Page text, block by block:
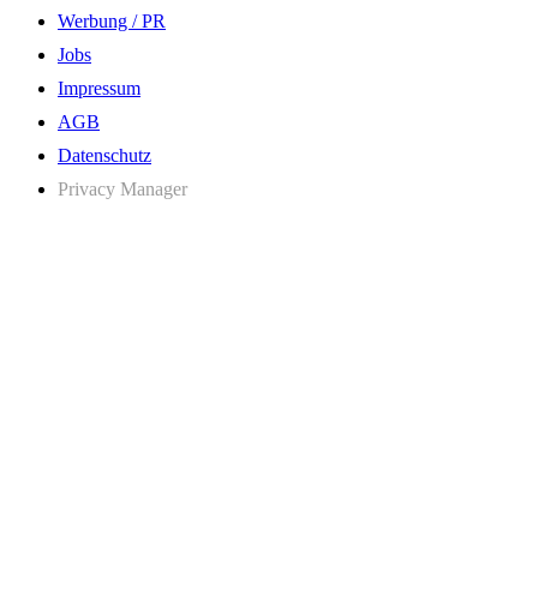
Werbung / PR
Jobs
Impressum
AGB
Datenschutz
Privacy Manager